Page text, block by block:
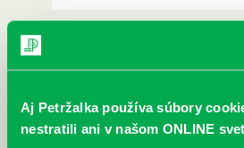
Aj Petržalka používa súbory
nestratili ani v našom ONLINE